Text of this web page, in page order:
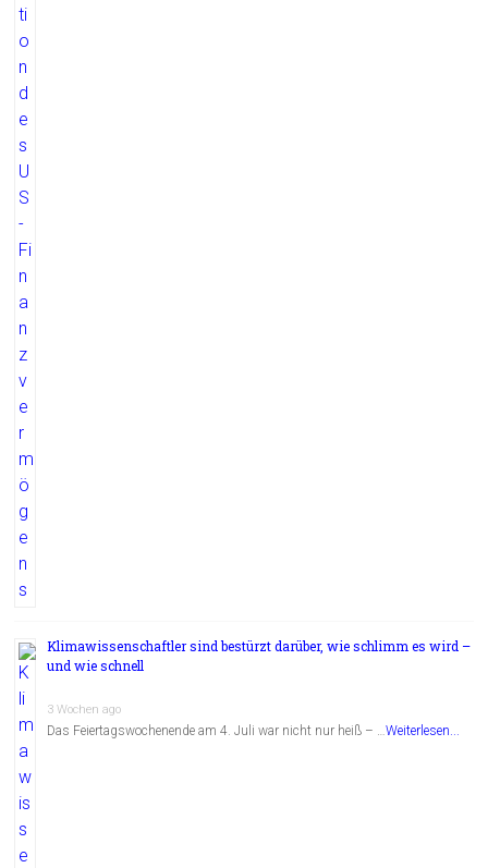
Klimawissenschaftler sind bestürzt darüber, wie schlimm es wird –
und wie schnell
3 Wochen ago
Das Feiertagswochenende am 4. Juli war nicht nur heiß – …Weiterlesen...